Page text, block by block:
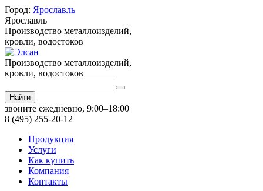
Город: Ярославль
Ярославль
Производство металлоизделий,
кровли, водостоков
Производство металлоизделий,
кровли, водостоков
Найти
звоните ежедневно, 9:00–18:00
8 (495) 255-20-12
Продукция
Услуги
Как купить
Компания
Контакты